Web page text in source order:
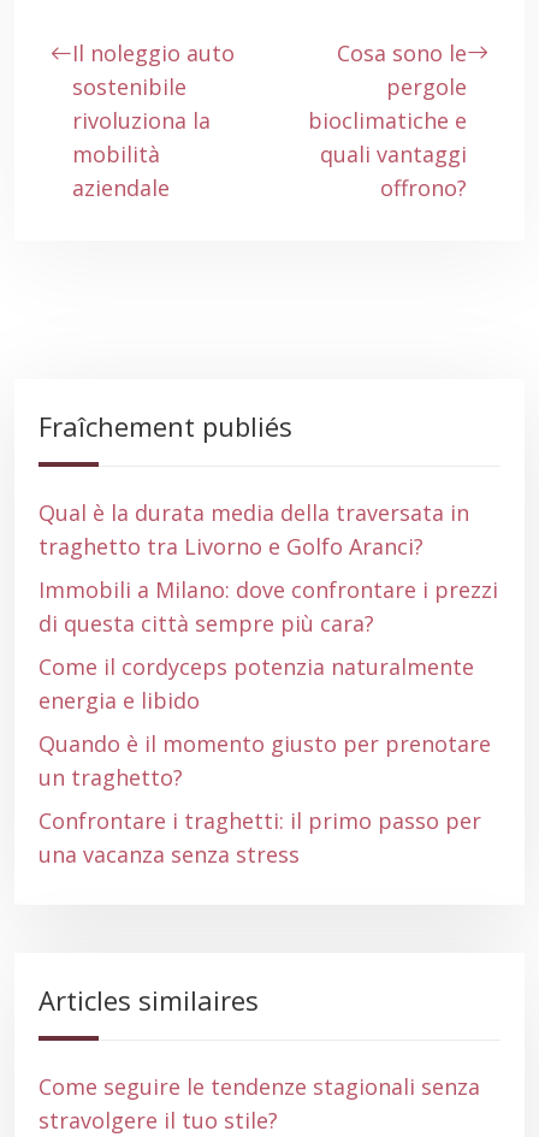
Il noleggio auto
sostenibile
rivoluziona la
mobilità
aziendale
Cosa sono le
pergole
bioclimatiche e
quali vantaggi
offrono?
Fraîchement publiés
Qual è la durata media della traversata in
traghetto tra Livorno e Golfo Aranci?
Immobili a Milano: dove confrontare i prezzi
di questa città sempre più cara?
Come il cordyceps potenzia naturalmente
energia e libido
Quando è il momento giusto per prenotare
un traghetto?
Confrontare i traghetti: il primo passo per
una vacanza senza stress
Articles similaires
Come seguire le tendenze stagionali senza
stravolgere il tuo stile?